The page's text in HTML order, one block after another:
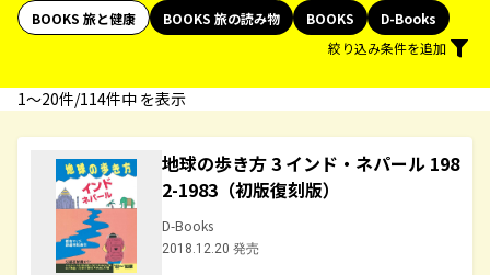
BOOKS 旅と健康
BOOKS 旅の読み物 BOOKS
D-Books
絞り込み条件を追加
1〜20件/114件中 を表示
地球の歩き方 3 インド・ネパール 198
2-1983（初版復刻版）
D-Books
2018.12.20 発売